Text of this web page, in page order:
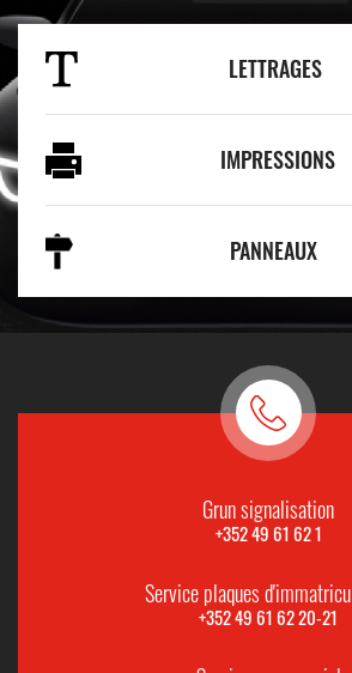
LETTRAGES
IMPRESSIONS
PANNEAUX
Grun signalisation
+352 49 61 62 1
Service plaques
+352 49 61 62 20-21